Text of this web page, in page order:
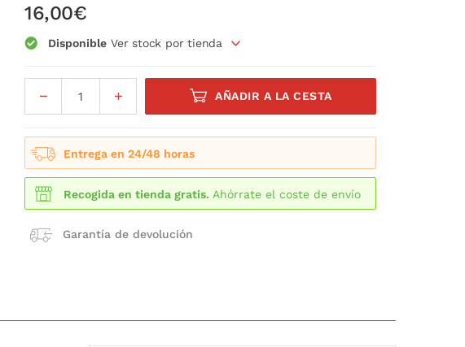
16,00€
Disponible Ver stock por tienda
AÑADIR A LA CESTA
Entrega en 24/48 horas
Recogida en tienda gratis. Ahórrate el coste de envío
Garantía de devolución